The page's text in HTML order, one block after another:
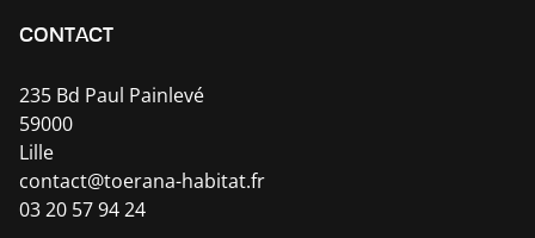
CONTACT
235 Bd Paul Painlevé
59000
Lille
contact@toerana-habitat.fr
03 20 57 94 24